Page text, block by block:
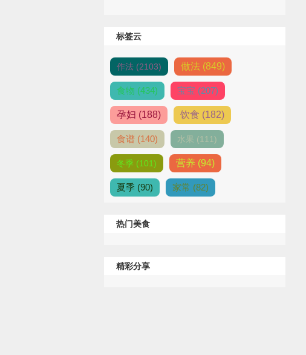
标签云
作法 (2103) 做法 (849)
食物 (434) 宝宝 (207)
孕妇 (188) 饮食 (182)
食谱 (140) 水果 (111)
冬季 (101) 营养 (94)
夏季 (90) 家常 (82)
热门美食
精彩分享